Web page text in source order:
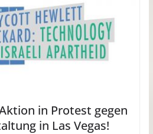
in Protest gegen
in Las Vegas!